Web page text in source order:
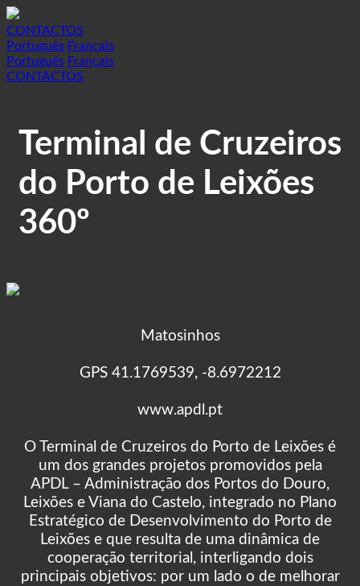
CONTACTOS
Português Français
Português Français
CONTACTOS
Terminal de Cruzeiros
do Porto de Leixões
360º
Matosinhos
GPS 41.1769539, -8.6972212
www.apdl.pt
O Terminal de Cruzeiros do Porto de Leixões é
um dos grandes projetos promovidos pela
APDL – Administração dos Portos do Douro,
Leixões e Viana do Castelo, integrado no Plano
Estratégico de Desenvolvimento do Porto de
Leixões e que resulta de uma dinâmica de
cooperação territorial, interligando dois
principais objetivos: por um lado o de melhorar